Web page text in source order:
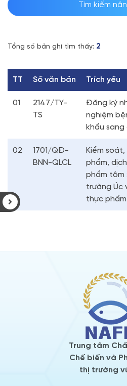
Tìm kiếm
Tổng số bản ghi tìm thấy: 2
TT Số văn bản Trích yếu
01
2147/TY-
TS
Đăng ký
nghiệm
khẩu
02
1701/QĐ-
BNN-QLCL
Kiểm
phẩm,
phẩm tôm
trường Úc
thực phẩm
Trung tâm
Chế biến và
thị trường